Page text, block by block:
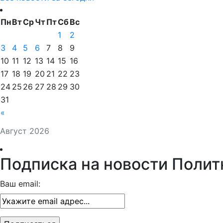
Август 2026
ПнВтСрЧтПтСбВс
«
1
2
3
4 5 6 7 8
9
10 11 12 13 14 15 16
17 18 19 20 21 22 23
24 25 26 27 28 29 30
31
Подписка на новости
Ваш email: